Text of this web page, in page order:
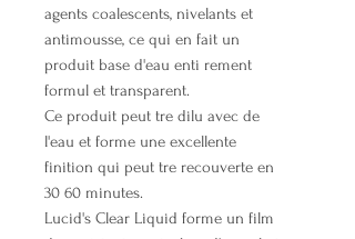
agents coalescents, nivelants et
antimousse, ce qui en fait un
produit base d'eau enti rement
formul et transparent.
Ce produit peut tre dilu avec de
l'eau et forme une excellente
finition qui peut tre recouverte en
30 60 minutes.
Lucid's Clear Liquid forme un film